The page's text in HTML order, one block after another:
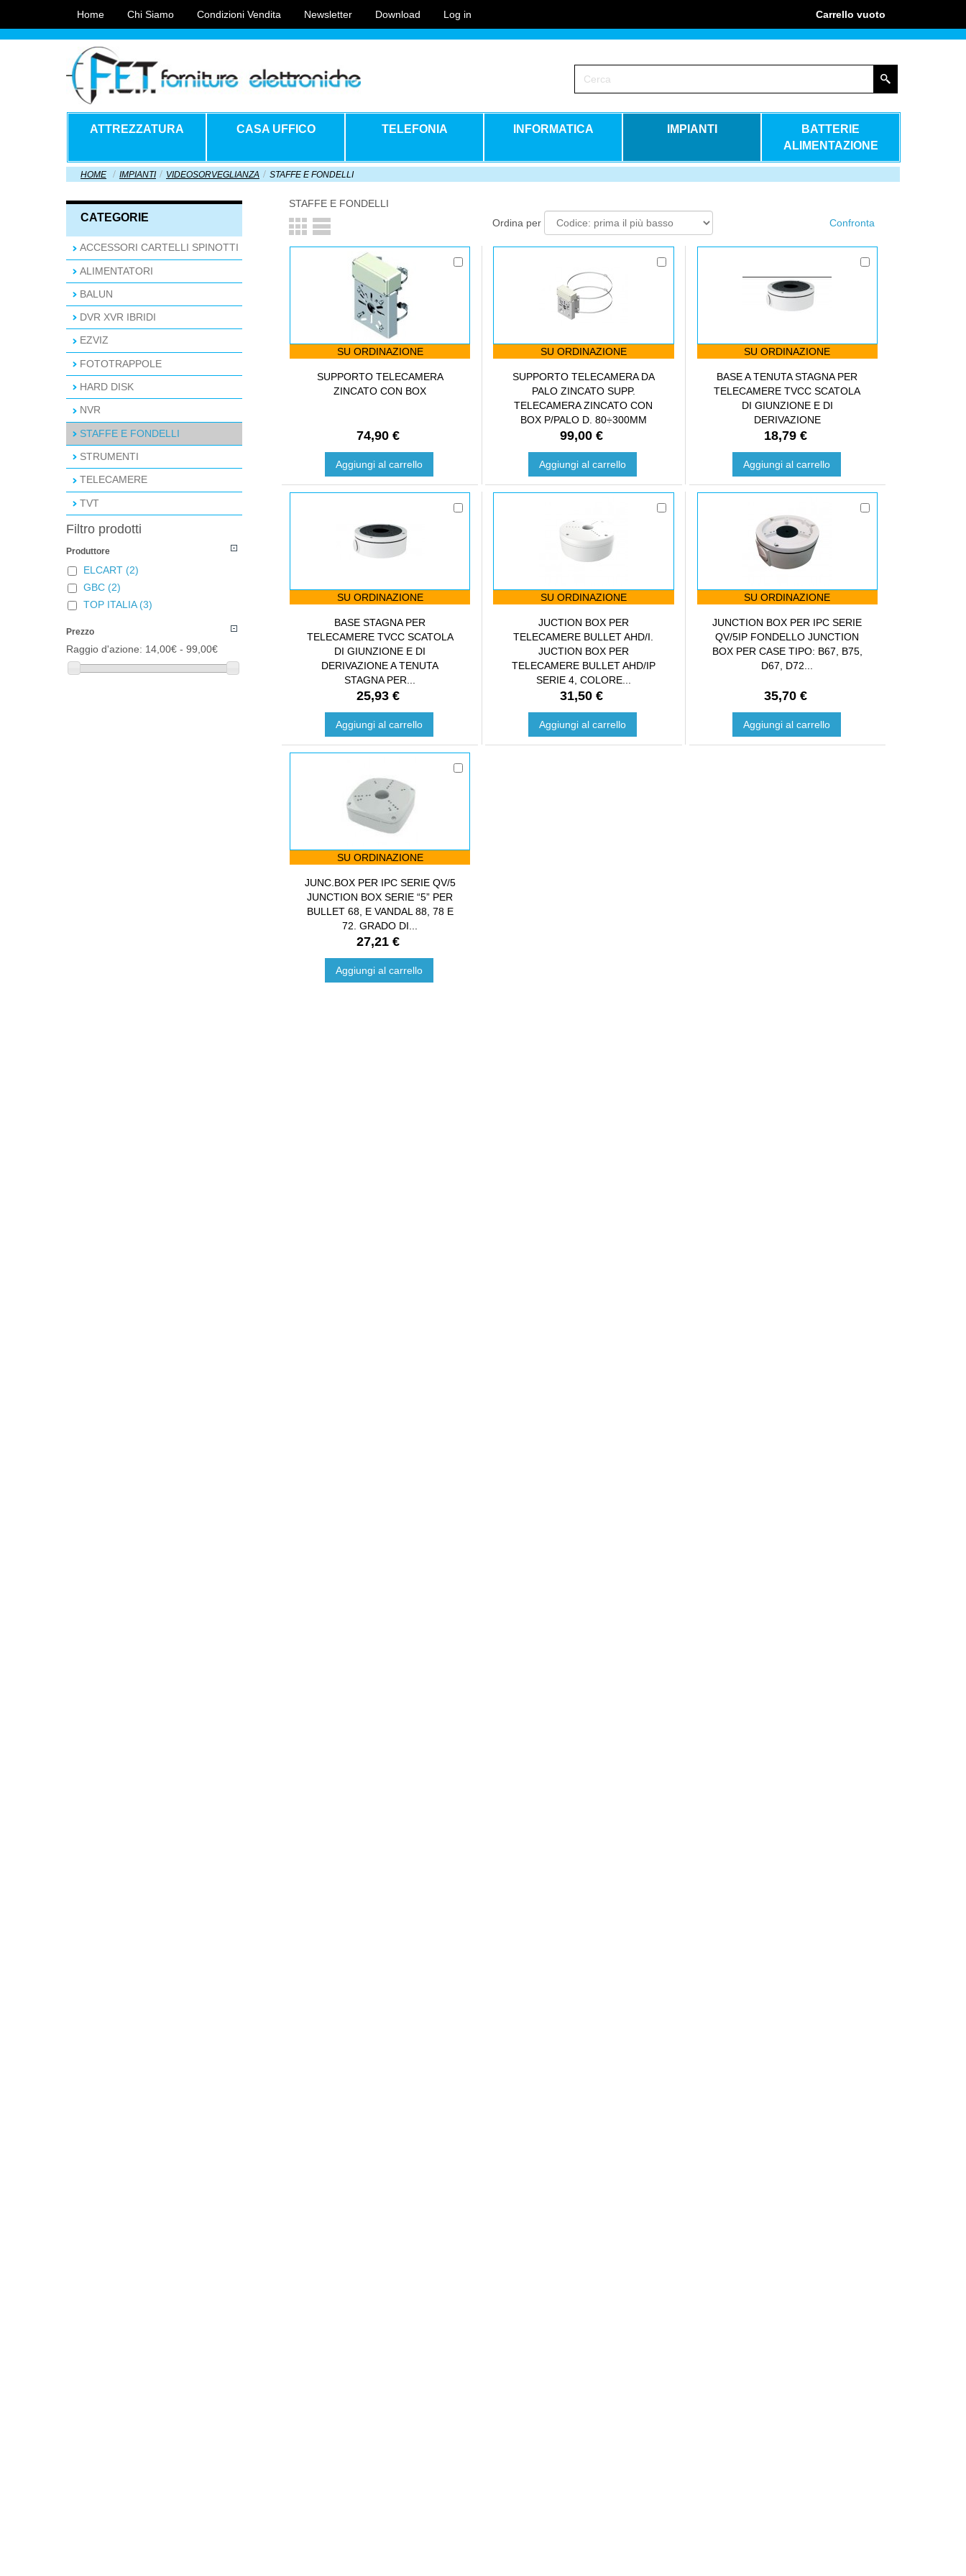
Home Chi Siamo Condizioni Vendita Newsletter Download Log in Carrello vuoto
ATTREZZATURA CASA UFFICO TELEFONIA INFORMATICA IMPIANTI
BATTERIE
ALIMENTAZIONE
HOME IMPIANTI VIDEOSORVEGLIANZA STAFFE E FONDELLI
CATEGORIE
ACCESSORI CARTELLI SPINOTTI
ALIMENTATORI
BALUN
DVR XVR IBRIDI
EZVIZ
FOTOTRAPPOLE
HARD DISK
NVR
STAFFE E FONDELLI
STRUMENTI
TELECAMERE
TVT
Filtro prodotti
Produttore
ELCART (2)
GBC (2)
TOP ITALIA (3)
Prezzo
Raggio d'azione: 14,00€ - 99,00€
STAFFE E FONDELLI
Ordina per
SU ORDINAZIONE
SUPPORTO TELECAMERA
ZINCATO CON BOX
74,90 €
Aggiungi al carrello
SU ORDINAZIONE
SUPPORTO TELECAMERA DA
PALO ZINCATO SUPP.
TELECAMERA ZINCATO CON
BOX P/PALO D. 80÷300MM
99,00 €
Aggiungi al carrello
SU ORDINAZIONE
BASE A TENUTA STAGNA PER
TELECAMERE TVCC SCATOLA
DI GIUNZIONE E DI
DERIVAZIONE
18,79 €
Aggiungi al carrello
SU ORDINAZIONE
BASE STAGNA PER
TELECAMERE TVCC SCATOLA
DI GIUNZIONE E DI
DERIVAZIONE A TENUTA
STAGNA PER...
25,93 €
Aggiungi al carrello
SU ORDINAZIONE
JUCTION BOX PER
TELECAMERE BULLET AHD/I.
JUCTION BOX PER
TELECAMERE BULLET AHD/IP
SERIE 4, COLORE...
31,50 €
Aggiungi al carrello
SU ORDINAZIONE
JUNCTION BOX PER IPC SERIE
QV/5IP FONDELLO JUNCTION
BOX PER CASE TIPO: B67, B75,
D67, D72...
35,70 €
Aggiungi al carrello
SU ORDINAZIONE
JUNC.BOX PER IPC SERIE QV/5
JUNCTION BOX SERIE “5” PER
BULLET 68, E VANDAL 88, 78 E
72. GRADO DI...
27,21 €
Aggiungi al carrello